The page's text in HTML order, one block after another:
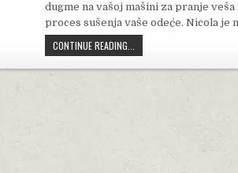
dugme na vašoj mašini za pranje
proces sušenja vaše odeće. Nicola je
CONTINUE READING... ŽENA OTKRILA TAJNO